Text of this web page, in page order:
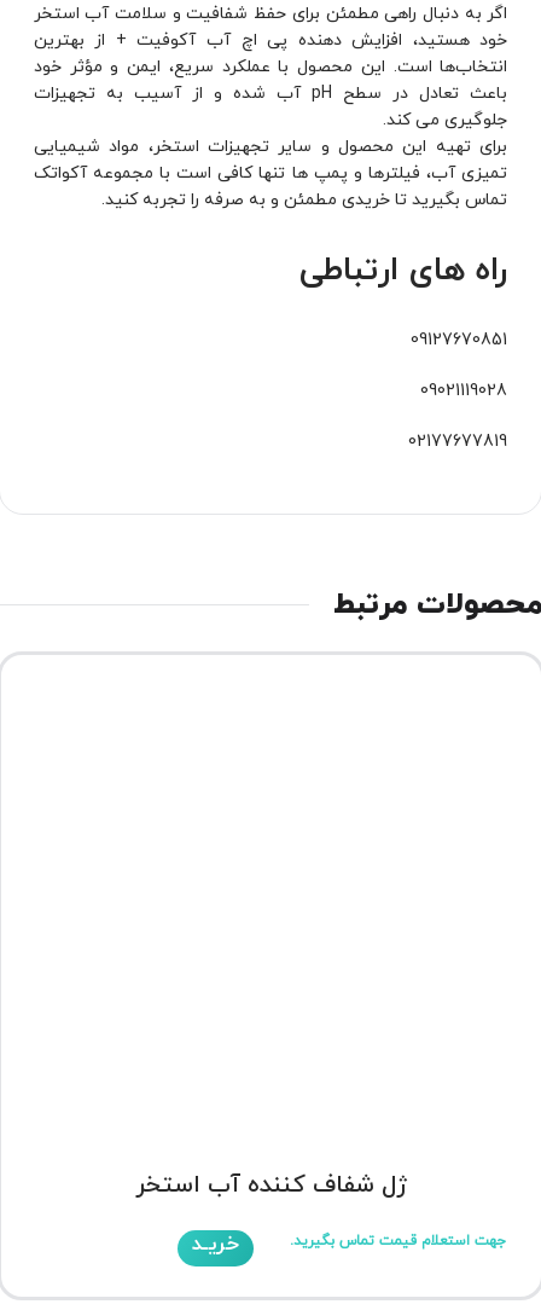
اگر به دنبال راهی مطمئن برای حفظ شفافیت و سلامت آب استخر
خود هستید، افزایش دهنده پی اچ آب آکوفیت + از بهترین
انتخاب‌ها است. این محصول با عملکرد سریع، ایمن و مؤثر خود
باعث تعادل در سطح pH آب شده و از آسیب به تجهیزات
جلوگیری می کند.
برای تهیه این محصول و سایر تجهیزات استخر، مواد شیمیایی
تمیزی آب، فیلترها و پمپ ها تنها کافی است با مجموعه آکواتک
تماس بگیرید تا خریدی مطمئن و به صرفه را تجربه کنید.
راه های ارتباطی
09127670851
09021119028
02177677819
مرتبط
ژل شفاف کننده آب استخر
جهت استعلام قیمت تماس بگیرید. خریـد